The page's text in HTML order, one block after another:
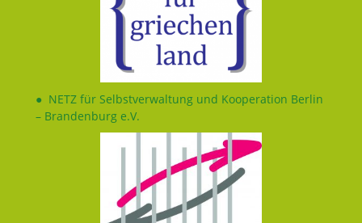
● NETZ für Selbstverwaltung und Kooperation Berlin
– Brandenburg e.V.